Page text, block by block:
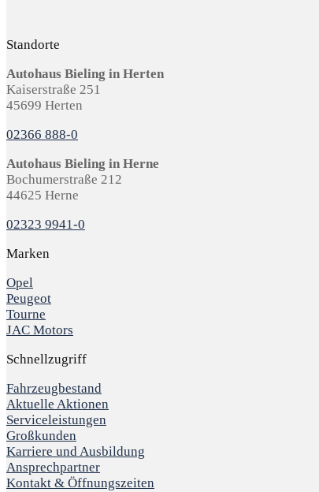
Standorte
Autohaus Bieling in Herten
Kaiserstraße 251
45699 Herten
02366 888-0
Autohaus Bieling in Herne
Bochumerstraße 212
44625 Herne
02323 9941-0
Marken
Opel
Peugeot
Tourne
JAC Motors
Schnellzugriff
Fahrzeugbestand
Aktuelle Aktionen
Serviceleistungen
Großkunden
Karriere und Ausbildung
Ansprechpartner
Kontakt & Öffnungszeiten